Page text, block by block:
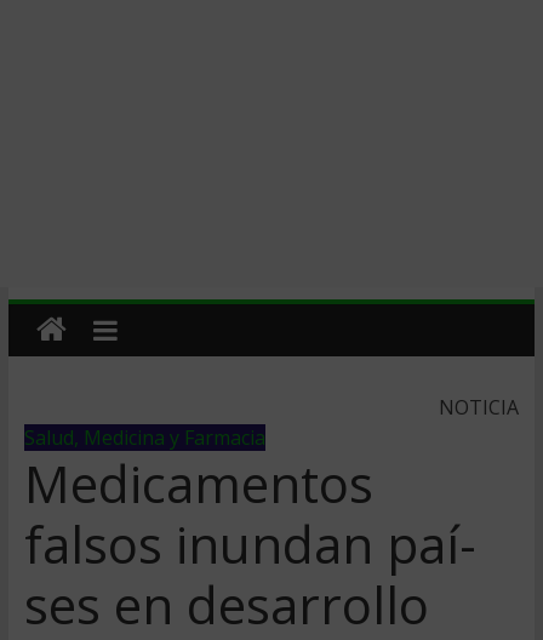
NOTICIA
Salud, Medicina y Farmacia
Medicamentos
falsos inundan paí­
ses en desarrollo